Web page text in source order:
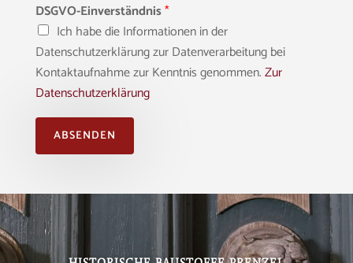
DSGVO-Einverständnis*
Ich habe die Informationen in der
Datenschutzerklärung zur Datenverarbeitung bei
Kontaktaufnahme zur Kenntnis genommen.Zur
Datenschutzerklärung
ABSENDEN